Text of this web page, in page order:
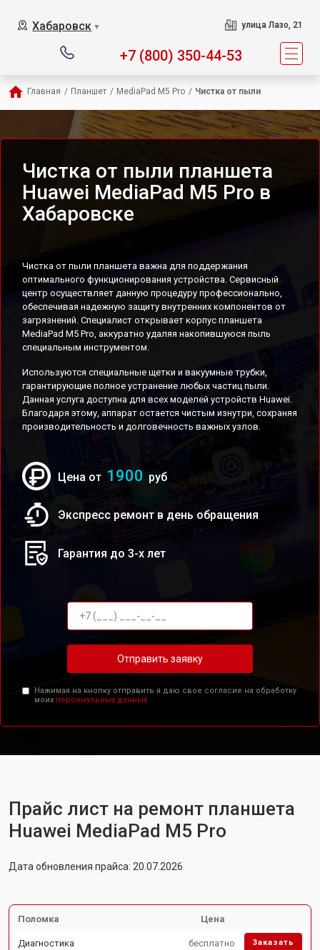
Хабаровск ▼ улица Лазо, 21
+7 (800) 350-44-53
Главная / Планшет / MediaPad M5 Pro / Чистка от пыли
Чистка от пыли планшета
Huawei MediaPad M5 Pro в
Хабаровске
Чистка от пыли планшета важна для поддержания
оптимального функционирования устройства. Сервисный
центр осуществляет данную процедуру профессионально,
обеспечивая надежную защиту внутренних компонентов от
загрязнений. Специалист открывает корпус планшета
MediaPad M5 Pro, аккуратно удаляя накопившуюся пыль
специальным инструментом.
Используются специальные щетки и вакуумные трубки,
гарантирующие полное устранение любых частиц пыли.
Данная услуга доступна для всех моделей устройств Huawei.
Благодаря этому, аппарат остается чистым изнутри, сохраняя
производительность и долговечность важных узлов.
Цена от 1900 руб
Экспресс ремонт в день обращения
Гарантия до 3-х лет
Отправить заявку
Нажимая на кнопку отправить я даю свое согласие на обработку
моих персональных данных.
Прайс лист на ремонт планшета
Huawei MediaPad M5 Pro
Дата обновления прайса: 20.07.2026
Поломка Цена
Диагностика бесплатно Заказать